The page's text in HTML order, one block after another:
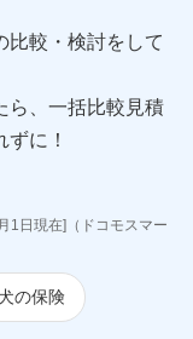
社
比較・検討をして
ら、一括比較見積
に！
1日現在]（ドコモスマー
の保険